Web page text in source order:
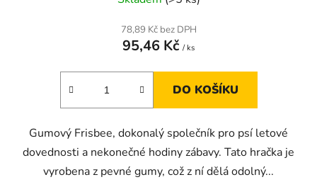
78,89 Kč bez DPH
95,46 Kč / ks
DO KOŠÍKU
Gumový Frisbee, dokonalý společník pro psí letové
dovednosti a nekonečné hodiny zábavy. Tato hračka je
vyrobena z pevné gumy, což z ní dělá odolný...